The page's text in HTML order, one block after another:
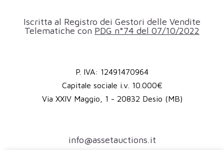
Iscritta al Registro dei Gestori delle Vendite
Telematiche con PDG n°74 del 07/10/2022
P. IVA: 12491470964
Capitale sociale i.v. 10.000€
Via XXIV Maggio, 1 - 20832 Desio (MB)
info@assetauctions.it